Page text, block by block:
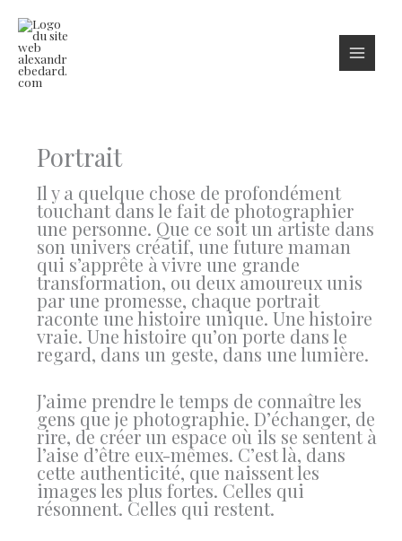
au
contenu
Portrait
Il y a quelque chose de profondément
touchant dans le fait de photographier
une personne. Que ce soit un artiste dans
son univers créatif, une future maman
qui s’apprête à vivre une grande
transformation, ou deux amoureux unis
par une promesse, chaque portrait
raconte une histoire unique. Une histoire
vraie. Une histoire qu’on porte dans le
regard, dans un geste, dans une lumière.
J’aime prendre le temps de connaître les
gens que je photographie. D’échanger, de
rire, de créer un espace où ils se sentent à
l’aise d’être eux-mêmes. C’est là, dans
cette authenticité, que naissent les
images les plus fortes. Celles qui
résonnent. Celles qui restent.